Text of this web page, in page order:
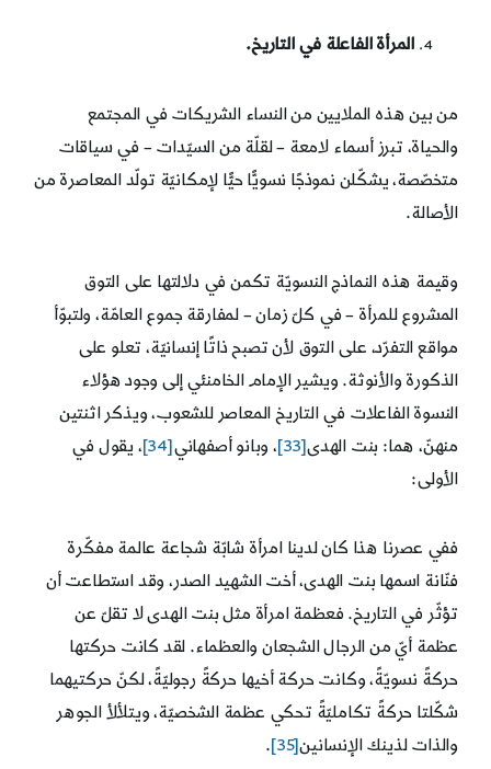
المرأة الفاعلة في التاريخ.
من بين هذه الملايين من النساء الشريكات في المجتمع
والحياة، تبرز أسماء لامعة – لقلّة من السيّدات – في سياقات
متخصّصة، يشكّلن نموذجًا نسويًّا حيًّا لإمكانيّة تولّد المعاصرة من
الأصالة.
وقيمة هذه النماذج النسويّة تكمن في دلالتها على التوق
المشروع للمرأة – في كلّ زمان – لمفارقة جموع العامّة، ولتبوّأ
مواقع التفرّد، على التوق لأن تصبح ذاتًا إنسانيّة، تعلو على
الذكورة والأنوثة. ويشير الإمام الخامنئي إلى وجود هؤلاء
النسوة الفاعلات في التاريخ المعاصر للشعوب، ويذكر اثنتين
منهنّ، هما: بنت الهدى[33] ، وبانو أصفهاني[34]
، يقول في
الأولى:
ففي عصرنا هذا كان لدينا امرأة شابّة شجاعة عالمة مفكّرة
فنّانة اسمها بنت الهدى، أخت الشهيد الصدر، وقد استطاعت أن
تؤثّر في التاريخ. فعظمة امرأة مثل بنت الهدى لا تقلّ عن
عظمة أيّ من الرجال الشجعان والعظماء. لقد كانت حركتها
حركةً نسويّةً، وكانت حركة أخيها حركةً رجوليّةً، لكنّ حركتيهما
شكّلتا حركةً تكامليّةً تحكي عظمة الشخصيّة، ويتلألأ الجوهر
والذات لذينك الإنسانين[35]
.